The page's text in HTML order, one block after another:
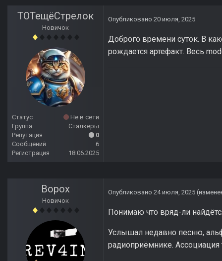
ТОТещёСтрелок
Новичок
Статус
Не в сети
Группа
Сталкеры
Репутация
0
Сообщений
6
Регистрация
18.06.2025
Опубликовано 20 июля, 2025
Доброго времени суток. В
рождается артефакт. Весь
Ворох
Новичок
Опубликовано 24 июля, 2025
Понимаю что вряд-ли
Услышал недавно песню,
радиоприёмнике.